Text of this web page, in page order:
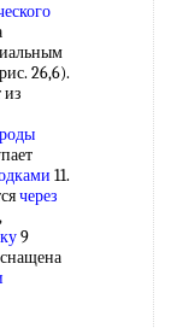
26,6).
из
11.
через
,
9